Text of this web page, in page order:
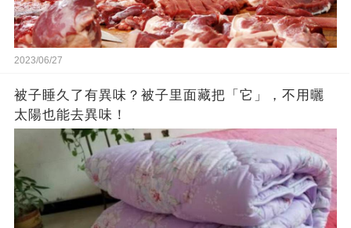
2023/06/27
被子睡久了有異味？被子里面藏把「它」，不用曬
太陽也能去異味！